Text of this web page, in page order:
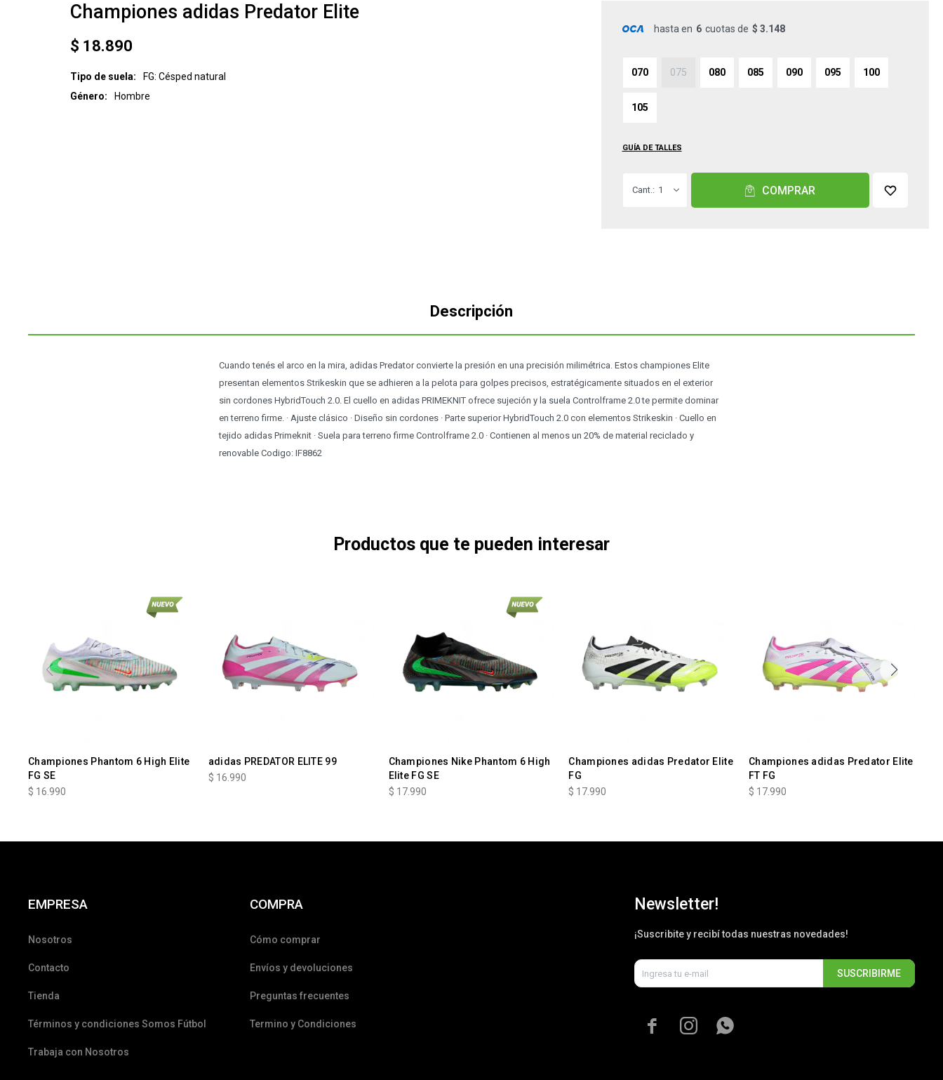
Championes adidas Predator Elite
$ 18.890
Tipo de suela
FG: Césped natural
Género
Hombre
hasta en 6 cuotas de $ 3.148
070 075 080 085 090 095 100
105
GUÍA DE TALLES
1 COMPRAR
Descripción
Cuando tenés el arco en la mira, adidas Predator convierte la presión en una precisión milimétrica. Estos championes Elite
presentan elementos Strikeskin que se adhieren a la pelota para golpes precisos, estratégicamente situados en el exterior
sin cordones HybridTouch 2.0. El cuello en adidas PRIMEKNIT ofrece sujeción y la suela Controlframe 2.0 te permite dominar
en terreno firme. · Ajuste clásico · Diseño sin cordones · Parte superior HybridTouch 2.0 con elementos Strikeskin · Cuello en
tejido adidas Primeknit · Suela para terreno firme Controlframe 2.0 · Contienen al menos un 20% de material reciclado y
renovable Codigo: IF8862
Productos que te pueden interesar
Championes Phantom 6 High Elite
FG SE
$ 16.990
adidas PREDATOR ELITE 99
$ 16.990
Championes Nike Phantom 6 High
Elite FG SE
$ 17.990
Championes adidas Predator Elite
FG
$ 17.990
Championes adidas Predator Elite
FT FG
$ 17.990
EMPRESA
Nosotros
Contacto
Tienda
Términos y condiciones Somos Fútbol
Trabaja con Nosotros
COMPRA
Cómo comprar
Envíos y devoluciones
Preguntas frecuentes
Termino y Condiciones
Newsletter!
¡Suscribite y recibí todas nuestras novedades!
SUSCRIBIRME
  